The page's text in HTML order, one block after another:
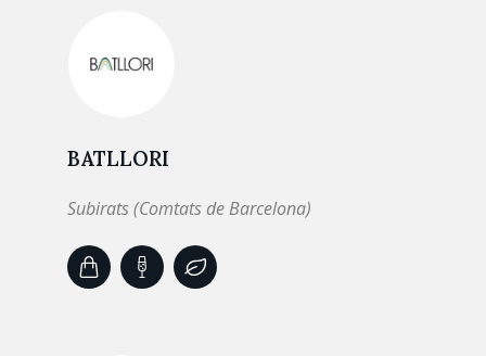
BATLLORI
Subirats (Comtats de Barcelona)